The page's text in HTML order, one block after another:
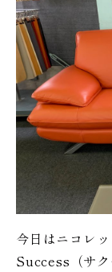
今日はニコレ
Success（サク